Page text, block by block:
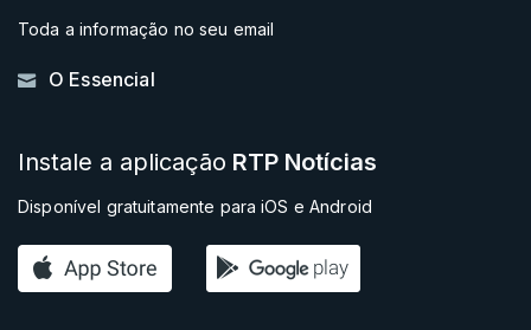
Toda a informação no seu email
O Essencial
Instale a aplicação RTP Notícias
Disponível gratuitamente para iOS e Android